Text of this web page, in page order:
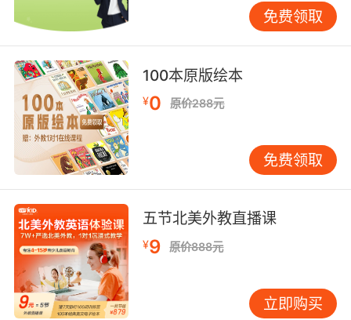
和汉语拼音读音、拼写相似的（12个）：b、p、
m、f、d、t、n、l、g、k，和英语字母读音、拼
写相似的：（3个）s（s）、z（z）、 v（v）。
注意英语辅音包括清辅音和浊辅音两大类，在发
音的时候声带不震动，或送气的情况叫做清辅
音，简单来说发清辅音的时候不出声，同时还不
能够有弱读的元音 [ə]。
综上看来英语学音标是可以借助汉语拼音的学习
方法，这样我们对于应有音标的认识就更上一层
楼了。
免费领取
100本原版绘本
¥0 原价288元
免费领取
五节北美外教直播课
¥9 原价888元
立即购买